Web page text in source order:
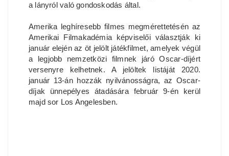
a lányról való gondoskodás által.
Amerika leghíresebb filmes megmérettetésén az
Amerikai Filmakadémia képviselői választják ki
január elején az öt jelölt játékfilmet, amelyek végül
a legjobb nemzetközi filmnek járó Oscar-díjért
versenyre kelhetnek. A jelöltek listáját 2020.
január 13-án hozzák nyilvánosságra, az Oscar-
díjak ünnepélyes átadására február 9-én kerül
majd sor Los Angelesben.